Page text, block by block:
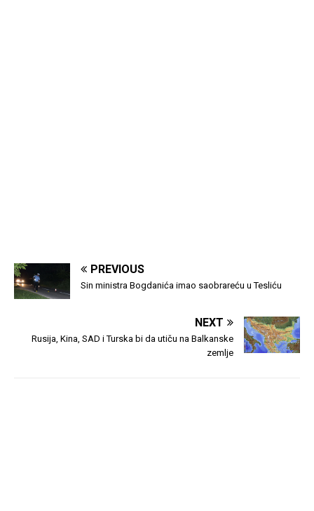
PREVIOUS
Sin ministra Bogdanića imao saobrareću u Tesliću
NEXT
Rusija, Kina, SAD i Turska bi da utiču na Balkanske
zemlje